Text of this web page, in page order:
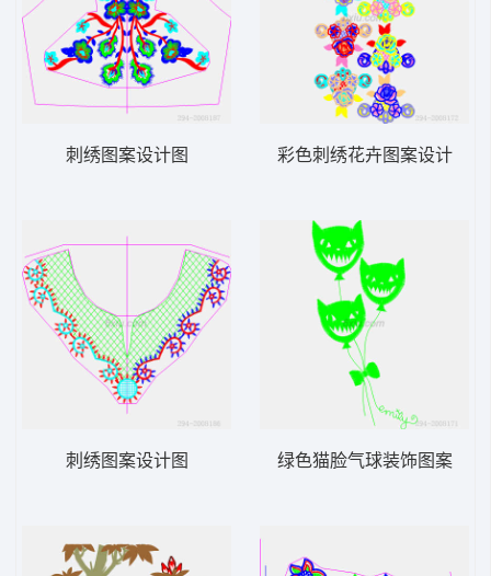
刺绣图案设计图
刺绣图案设计图
彩色刺绣花卉图案设计
绿色猫脸气球装饰图案